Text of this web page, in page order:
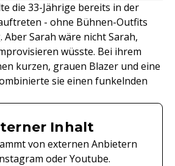
die 33-Jährige bereits in der
- ohne Bühnen-Outfits
Sarah wäre nicht Sarah,
wüsste. Bei ihrem
kurzen, grauen Blazer und eine
sie einen funkelnden
Inhalt
von externen Anbietern
oder Youtube.